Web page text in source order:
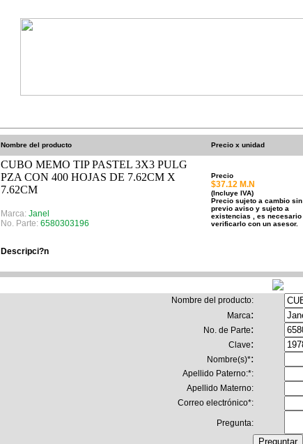
Nombre del producto Precio x unidad
CUBO MEMO TIP PASTEL 3X3 PULG
PZA CON 400 HOJAS DE 7.62CM X
7.62CM
Marca: Janel
No. Parte: 6580303196
Precio
$37.12 M.N
(Incluye IVA)
Precio sujeto a cambio sin
previo aviso y sujeto a
existencias , es necesario
verificarlo con un asesor.
Descripci?n
Nombre del producto:
Marca:
No. de Parte:
Clave:
Nombre(s)*:
Apellido Paterno:*:
Apellido Materno:
Correo electrónico*:
Pregunta: